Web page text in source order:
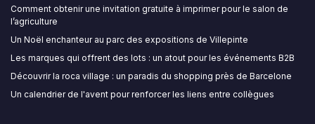
Comment obtenir une invitation gratuite à imprimer pour le salon de
l’agriculture
Un Noël enchanteur au parc des expositions de Villepinte
Les marques qui offrent des lots : un atout pour les événements B2B
Découvrir la roca village : un paradis du shopping près de Barcelone
Un calendrier de l'avent pour renforcer les liens entre collègues